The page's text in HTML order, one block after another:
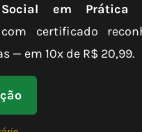
em Prática
certificado
— em 10x de R$ 20,99.